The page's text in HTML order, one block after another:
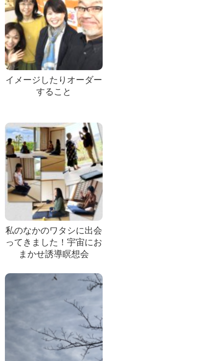
イメージしたりオーダー
すること
私のなかのワタシに出会
ってきました！宇宙にお
まかせ誘導瞑想会